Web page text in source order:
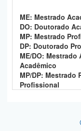
ME: Mestrado
DO: Doutorado
MP: Mestrado
DP: Doutorado
ME/DO:
Acadêmico
MP/DP: Mestrado
Profissional